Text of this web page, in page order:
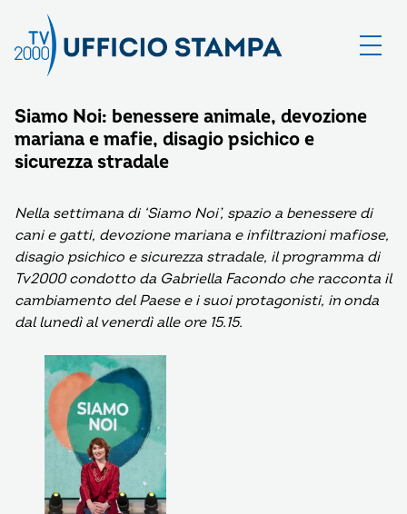
Siamo Noi: benessere animale, devozione
mariana e mafie, disagio psichico e
sicurezza stradale
Nella settimana di ‘Siamo Noi’, spazio a benessere di
cani e gatti, devozione mariana e infiltrazioni mafiose,
disagio psichico e sicurezza stradale, il programma di
Tv2000 condotto da Gabriella Facondo che racconta il
cambiamento del Paese e i suoi protagonisti, in onda
dal lunedì al venerdì alle ore 15.15.